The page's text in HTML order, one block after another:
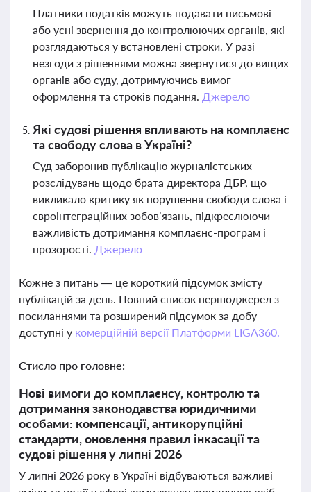
Платники податків можуть подавати письмові
або усні звернення до контролюючих органів, які
розглядаються у встановлені строки. У разі
незгоди з рішеннями можна звернутися до вищих
органів або суду, дотримуючись вимог
оформлення та строків подання. Джерело
Які судові рішення впливають на комплаєнс
та свободу слова в Україні?
Суд заборонив публікацію журналістських
розслідувань щодо брата директора ДБР, що
викликало критику як порушення свободи слова і
євроінтеграційних зобов’язань, підкреслюючи
важливість дотримання комплаєнс-програм і
прозорості. Джерело
Кожне з питань — це короткий підсумок змісту
публікацій за день. Повний список першоджерел з
посиланнями та розширений підсумок за добу
доступні у комерційній версії Платформи LIGA360.
Стисло про головне:
Нові вимоги до комплаєнсу, контролю та
дотримання законодавства юридичними
особами: компенсації, антикорупційні
стандарти, оновлення правил інкасації та
судові рішення у липні 2026
У липні 2026 року в Україні відбуваються важливі